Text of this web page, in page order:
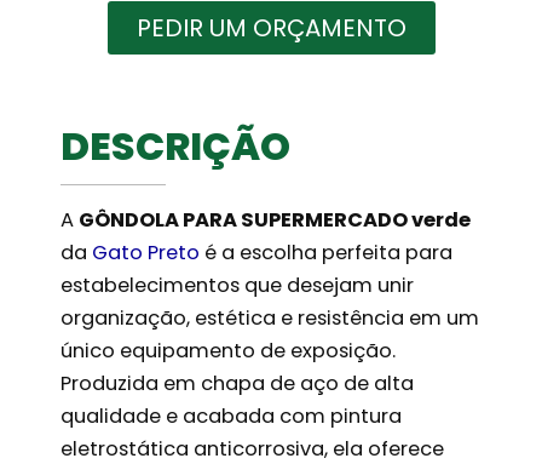
PEDIR UM ORÇAMENTO
DESCRIÇÃO
A GÔNDOLA PARA SUPERMERCADO verde
da Gato Preto é a escolha perfeita para
estabelecimentos que desejam unir
organização, estética e resistência em um
único equipamento de exposição.
Produzida em chapa de aço de alta
qualidade e acabada com pintura
eletrostática anticorrosiva, ela oferece